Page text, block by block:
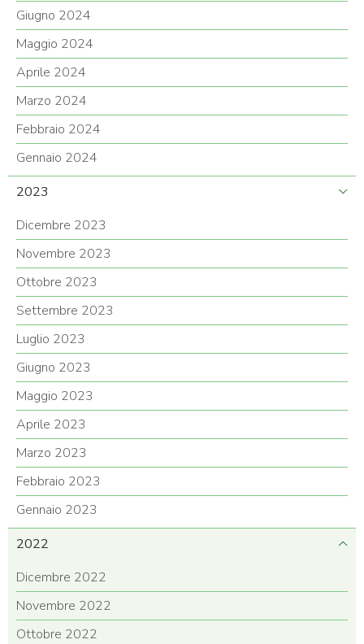
Giugno 2024
Maggio 2024
Aprile 2024
Marzo 2024
Febbraio 2024
Gennaio 2024
2023
Dicembre 2023
Novembre 2023
Ottobre 2023
Settembre 2023
Luglio 2023
Giugno 2023
Maggio 2023
Aprile 2023
Marzo 2023
Febbraio 2023
Gennaio 2023
2022
Dicembre 2022
Novembre 2022
Ottobre 2022